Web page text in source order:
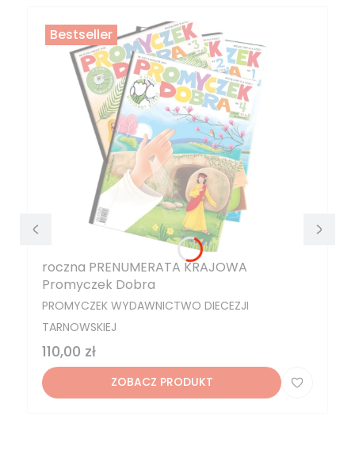
Bestseller
roczna PRENUMERATA KRAJOWA
Promyczek Dobra
PRODUCENT
PROMYCZEK WYDAWNICTWO DIECEZJI
TARNOWSKIEJ
Cena
110,00 zł
ZOBACZ PRODUKT